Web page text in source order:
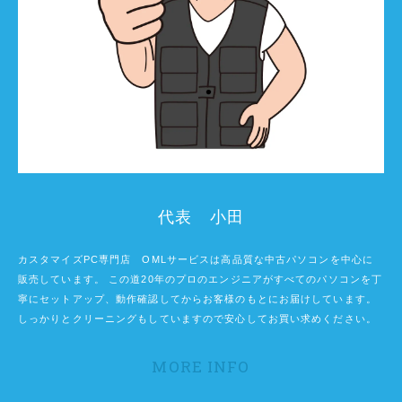
代表 小田
カスタマイズPC専門店 OMLサービスは高品質な中古パソコンを中心に
販売しています。 この道20年のプロのエンジニアがすべてのパソコンを丁
寧にセットアップ、動作確認してからお客様のもとにお届けしています。
しっかりとクリーニングもしていますので安心してお買い求めください。
MORE INFO